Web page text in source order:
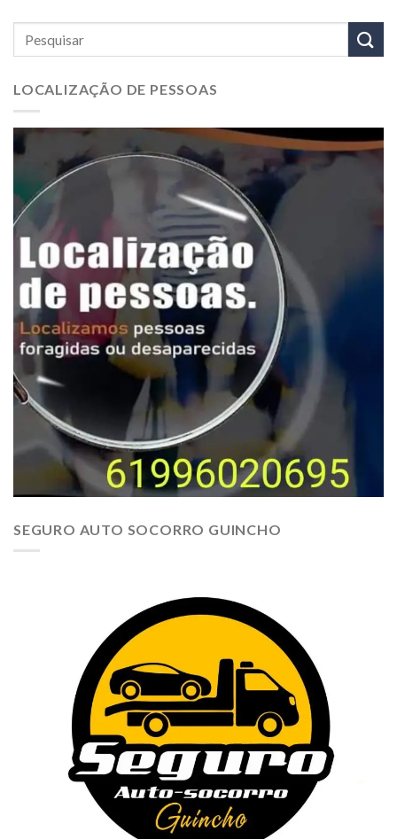
LOCALIZAÇÃO DE PESSOAS
SEGURO AUTO SOCORRO GUINCHO